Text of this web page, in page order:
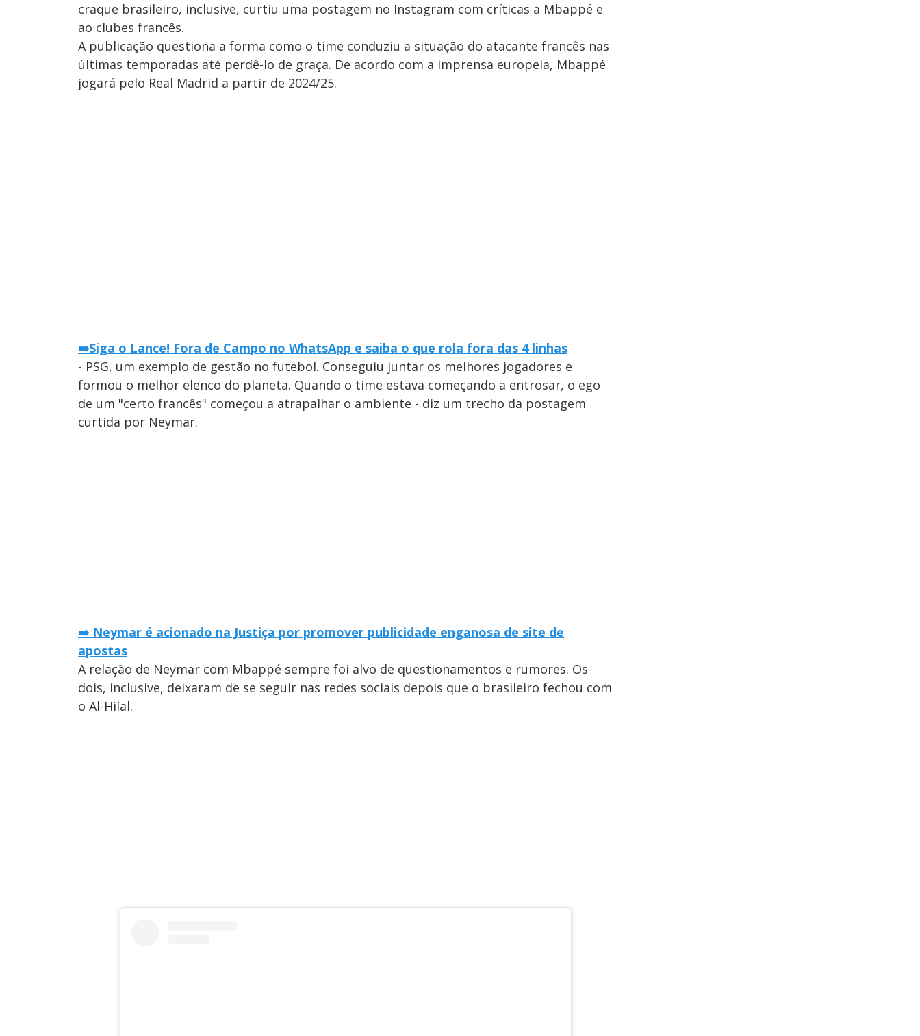
craque brasileiro, inclusive, curtiu uma postagem no Instagram com críticas a Mbappé e
ao clubes francês.
A publicação questiona a forma como o time conduziu a situação do atacante francês nas
últimas temporadas até perdê-lo de graça. De acordo com a imprensa europeia, Mbappé
jogará pelo Real Madrid a partir de 2024/25.
➡️Siga o Lance! Fora de Campo no WhatsApp e saiba o que rola fora das 4 linhas
- PSG, um exemplo de gestão no futebol. Conseguiu juntar os melhores jogadores e
formou o melhor elenco do planeta. Quando o time estava começando a entrosar, o ego
de um "certo francês" começou a atrapalhar o ambiente - diz um trecho da postagem
curtida por Neymar.
➡️ Neymar é acionado na Justiça por promover publicidade enganosa de site de
apostas
A relação de Neymar com Mbappé sempre foi alvo de questionamentos e rumores. Os
dois, inclusive, deixaram de se seguir nas redes sociais depois que o brasileiro fechou com
o Al-Hilal.